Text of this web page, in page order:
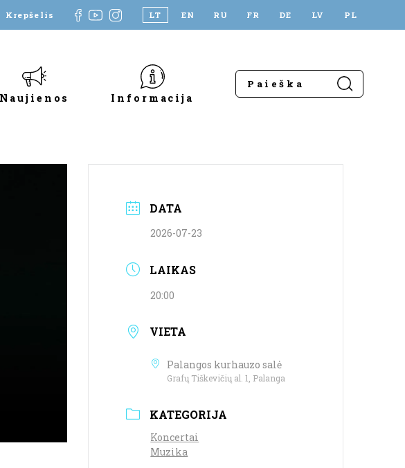
Krepšelis LT EN RU FR DE LV PL
Naujienos Informacija
DATA
2026-07-23
LAIKAS
20:00
VIETA
Palangos kurhauzo salė
Grafų Tiškevičių al. 1, Palanga
KATEGORIJA
Koncertai
Muzika